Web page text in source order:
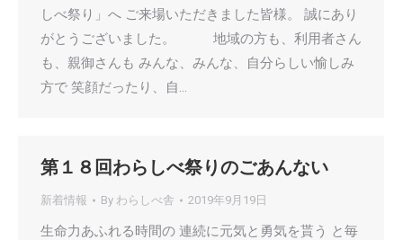
しべ祭り」へ ご来場いただきました皆様。 誠にあり
がとうございました。 地域の方も、利用者さん
も、親御さんも みんな、みんな、自分らしい愉しみ
方で 笑顔だったり、自…
第１８回わらしべ祭りのごあんない
新着情報 By わらしべ舎 2019年9月19日
生命力あふれる時間の 連続に元気と勇気を貰う と毎